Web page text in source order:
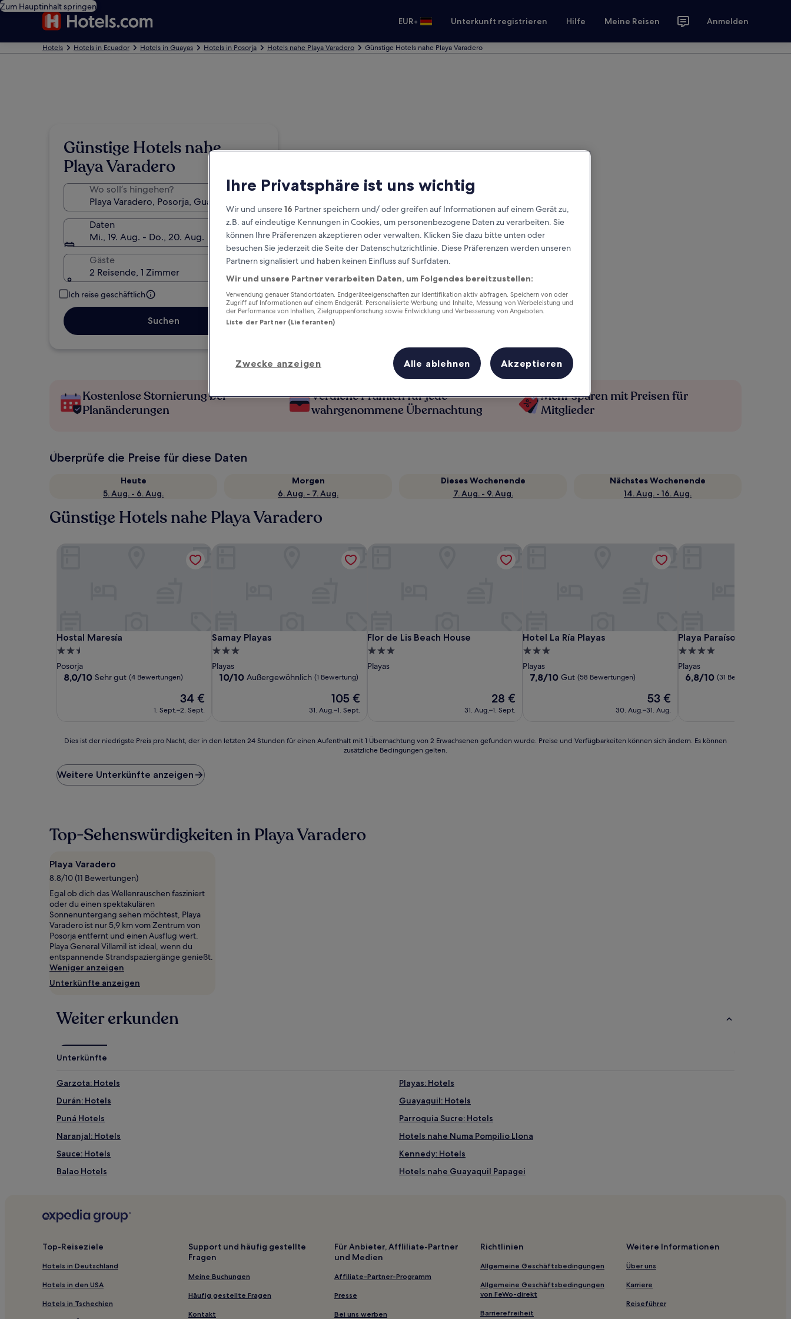
Zum Hauptinhalt springen
EUR• Unterkunft registrieren Hilfe Meine Reisen Anmelden
Hotels Hotels in Ecuador Hotels in Guayas Hotels in Posorja Hotels nahe Playa Varadero Günstige Hotels nahe Playa Varadero
Günstige Hotels nahe
Playa Varadero
Wo soll’s hingehen?
Daten
Mi., 19. Aug. - Do., 20. Aug.
Gäste
2 Reisende, 1 Zimmer
Ich reise geschäftlich
Suchen
Kostenlose Stornierung bei
Planänderungen
Verdiene Prämien für jede
wahrgenommene Übernachtung
Mehr sparen mit Preisen für
Mitglieder
Überprüfe die Preise für diese Daten
Heute
5. Aug. - 6. Aug.
Morgen
6. Aug. - 7. Aug.
Dieses Wochenende
7. Aug. - 9. Aug.
Nächstes Wochenende
14. Aug. - 16. Aug.
Günstige Hotels nahe Playa Varadero
Hostal Maresía
Hostal Maresía
2.5-
Sterne-
Unterkunft
Posorja
8.0
Bewertungen)
8,0/10 Sehr gut (4 Bewertungen)
Der
Preis
beträgt
34 €
1. Sept.–2. Sept.
Samay Playas
Samay Playas
3.0-
Sterne-
Unterkunft
Playas
10.0
10/10 Außergewöhnlich (1 Bewertung)
Der
Preis
beträgt
105 €
31. Aug.–1. Sept.
Flor de Lis Beach House
Flor de Lis Beach House
3.0-
Sterne-
Playas
Der
Preis
beträgt
28 €
31. Aug.–1. Sept.
Hotel La Ría Playas
Hotel La Ría Playas
3.0-
Sterne-
Unterkunft
Playas
7.8
7,8/10 Gut (58 Bewertungen)
Der
Preis
beträgt
53 €
30. Aug.–31. Aug.
Playa Paraíso
Playa Paraíso
4.0-
Sterne-
Unterkunft
Playas
6.8
6,8/10 (31 Bewertungen)
Dies
niedrigste
Preis
den
letzten
für
einen
Aufenthalt
mit
1 Übernachtung
von
2 Erwachsenen
gefunden
wurde.
Preise
und
Verfügbarkeiten
ändern.
Es
zusätzliche
Bedingungen
Dies ist der niedrigste Preis pro Nacht, der in den letzten 24 Stunden für einen Aufenthalt mit 1 Übernachtung von 2 Erwachsenen gefunden wurde. Preise und Verfügbarkeiten können sich ändern. Es können
zusätzliche Bedingungen gelten.
Weitere Unterkünfte anzeigen
Top-Sehenswürdigkeiten in Playa Varadero
Playa Varadero
8.8/10 (11 Bewertungen)
Egal ob dich das Wellenrauschen fasziniert
oder du einen spektakulären
Sonnenuntergang sehen möchtest, Playa
Varadero ist nur 5,9 km vom Zentrum von
Posorja entfernt und einen Ausflug wert.
Playa General Villamil ist ideal, wenn du
entspannende Strandspaziergänge genießt.
Weniger anzeigen
Unterkünfte anzeigen
Weiter erkunden
Unterkünfte
Garzota: Hotels
Playas: Hotels
Durán: Hotels
Guayaquil: Hotels
Puná Hotels
Parroquia Sucre: Hotels
Naranjal: Hotels
Hotels nahe Numa Pompilio Llona
Sauce: Hotels
Kennedy: Hotels
Balao Hotels
Hotels nahe Guayaquil Papagei
Hotels nahe Mercado Central
Chongón: Hotels
Hotels nahe Guayaquil Convention Center
Hostels in Guayaquil
Aparthotels in Guayaquil
Hotels mit inbegriffenem Frühstück in Guayaquil
Strand nahe Playa Varadero
Top-Reiseziele
Hotels in Deutschland
Hotels in den USA
Hotels in Tschechien
Support und häufig gestellte
Fragen
Meine Buchungen
Häufig gestellte Fragen
Kontakt
Für Anbieter, Affliliate-Partner
und Medien
Affiliate-Partner-Programm
Presse
Bei uns werben
Richtlinien
Allgemeine Geschäftsbedingungen
Allgemeine Geschäftsbedingungen
von FeWo-direkt
Barrierefreiheit
Weitere Informationen
Über uns
Karriere
Reiseführer
Ihre Privatsphäre ist uns wichtig
Wir und unsere16 Partner speichern und/ oder greifen auf Informationen auf einem Gerät zu,
z.B. auf eindeutige Kennungen in Cookies, um personenbezogene Daten zu verarbeiten. Sie
können Ihre Präferenzen akzeptieren oder verwalten. Klicken Sie dazu bitte unten oder
besuchen Sie jederzeit die Seite der Datenschutzrichtlinie. Diese Präferenzen werden unseren
Partnern signalisiert und haben keinen Einfluss auf Surfdaten.
Wir und unsere Partner verarbeiten Daten, um Folgendes bereitzustellen:
Verwendung genauer Standortdaten. Endgeräteeigenschaften zur Identifikation aktiv abfragen. Speichern von oder
Zugriff auf Informationen auf einem Endgerät. Personalisierte Werbung und Inhalte, Messung von Werbeleistung und
der Performance von Inhalten, Zielgruppenforschung sowie Entwicklung und Verbesserung von Angeboten.
Liste der Partner (Lieferanten)
Zwecke anzeigen Alle ablehnen Akzeptieren